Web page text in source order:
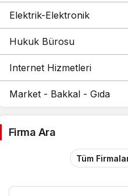
Elektrik-Elektronik
Hukuk Bürosu
Internet Hizmetleri
Market - Bakkal - Gıda
Firma Ara
Tüm